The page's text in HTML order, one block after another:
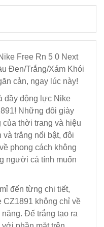
Free Rn 5 0 Next
Đen/Trắng/Xám Khói
cản, ngay lúc này!
đầy động lực Nike
Những đôi giày
thời trang và hiệu
trắng nổi bật, đôi
phong cách không
người cá tính muốn
đến từng chi tiết,
CZ1891 không chỉ về
Đế trắng tạo ra